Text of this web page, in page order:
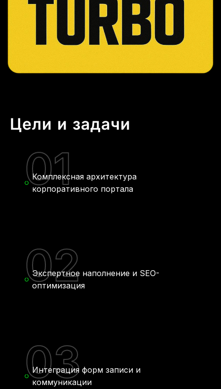
Цели и задачи
01
Комплексная архитектура
корпоративного портала
02
Экспертное наполнение и SEO-
оптимизация
03
Интеграция форм записи и
коммуникации